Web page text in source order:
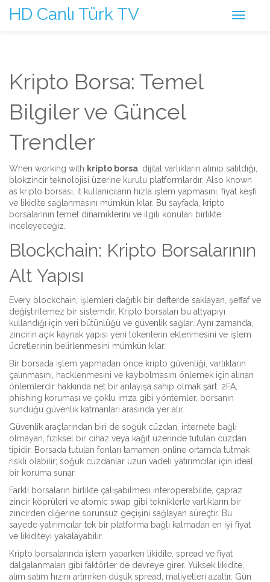
HD Canlı Türk TV
Kripto Borsa: Temel
Bilgiler ve Güncel
Trendler
When working with kripto borsa dijital varlıkların alınıp satıldığı,
blokzincir teknolojisi üzerine kurulu platformlardır. Also known
as kripto borsası , it kullanıcıların hızla işlem yapmasını, fiyat keşfi
ve likidite sağlanmasını mümkün kılar. Bu sayfada, kripto
borsalarının temel dinamiklerini ve ilgili konuları birlikte
inceleyeceğiz.
Blockchain: Kripto Borsalarının
Alt Yapısı
Every blockchain işlemleri dağıtık bir defterde saklayan, şeffaf ve
değiştirilemez bir sistemdir. Kripto borsaları bu altyapıyı
kullandığı için veri bütünlüğü ve güvenlik sağlar. Aynı zamanda,
zincirin açık kaynak yapısı yeni tokenlerin eklenmesini ve işlem
ücretlerinin belirlenmesini mümkün kılar.
Bir borsada işlem yapmadan önce kripto güvenliği varlıkların
çalınmasını, hacklenmesini ve kaybolmasını önlemek için alınan
önlemlerdir hakkında net bir anlayışa sahip olmak şart. 2FA,
phishing koruması ve çoklu imza gibi yöntemler, borsanın
sunduğu güvenlik katmanları arasında yer alır.
Güvenlik araçlarından biri de soğuk cüzdan internete bağlı
olmayan, fiziksel bir cihaz veya kağıt üzerinde tutulan cüzdan
tipidir. Borsada tutulan fonları tamamen online ortamda tutmak
riskli olabilir; soğuk cüzdanlar uzun vadeli yatırımcılar için ideal
bir koruma sunar.
Farklı borsaların birlikte çalışabilmesi interoperabilite çapraz
zincir köprüleri ve atomic swap gibi tekniklerle varlıkların bir
zincirden diğerine sorunsuz geçişini sağlayan süreçtir. Bu
sayede yatırımcılar tek bir platforma bağlı kalmadan en iyi fiyat
ve likiditeyi yakalayabilir.
Kripto borsalarında işlem yaparken likidite, spread ve fiyat
dalgalanmaları gibi faktörler de devreye girer. Yüksek likidite,
alım satım hızını artırırken düşük spread, maliyetleri azaltır. Gün